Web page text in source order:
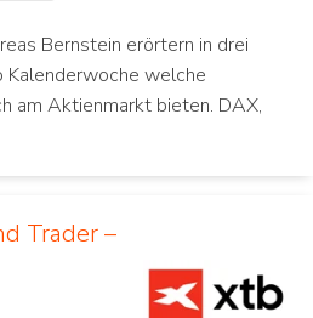
Bernstein erörtern in drei
Kalenderwoche welche
am Aktienmarkt bieten. DAX,
Trader –